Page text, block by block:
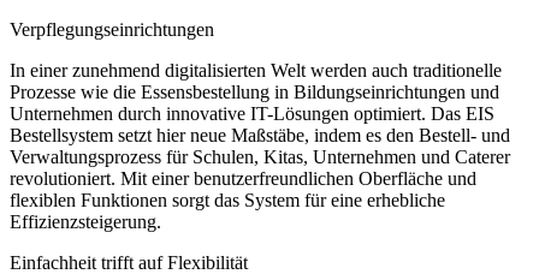
Verpflegungseinrichtungen
In einer zunehmend digitalisierten Welt werden auch traditionelle
Prozesse wie die Essensbestellung in Bildungseinrichtungen und
Unternehmen durch innovative IT-Lösungen optimiert. Das EIS
Bestellsystem setzt hier neue Maßstäbe, indem es den Bestell- und
Verwaltungsprozess für Schulen, Kitas, Unternehmen und Caterer
revolutioniert. Mit einer benutzerfreundlichen Oberfläche und
flexiblen Funktionen sorgt das System für eine erhebliche
Effizienzsteigerung.
Einfachheit trifft auf Flexibilität